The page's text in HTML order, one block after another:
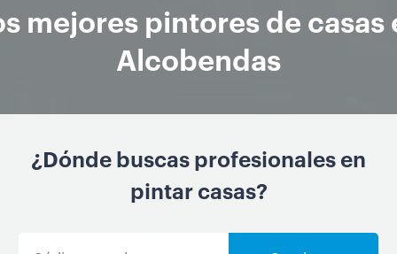
mejores pintores de casas
Alcobendas
¿Dónde buscas profesionales en
pintar casas?